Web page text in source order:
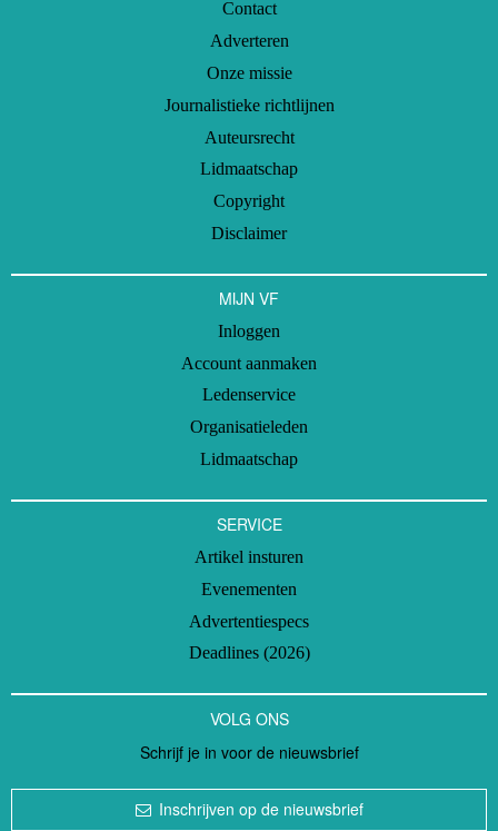
Contact
Adverteren
Onze missie
Journalistieke richtlijnen
Auteursrecht
Lidmaatschap
Copyright
Disclaimer
MIJN VF
Inloggen
Account aanmaken
Ledenservice
Organisatieleden
Lidmaatschap
SERVICE
Artikel insturen
Evenementen
Advertentiespecs
Deadlines (2026)
VOLG ONS
Schrijf je in voor de nieuwsbrief
Inschrijven op de nieuwsbrief